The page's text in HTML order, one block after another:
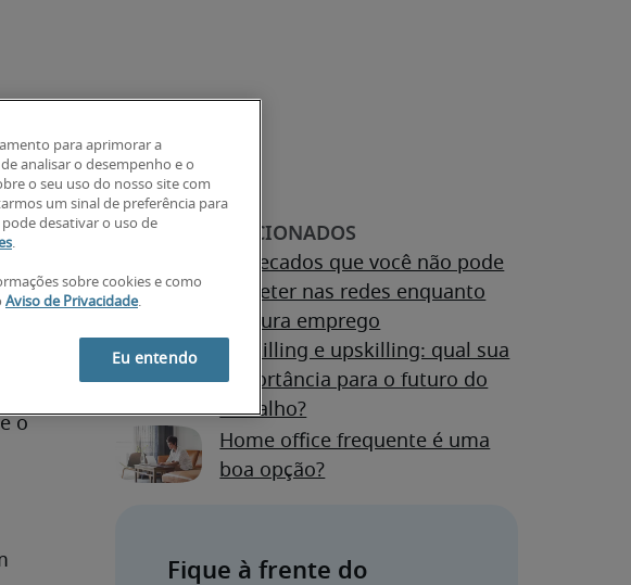
e
o
10 pecados que você não pode
cometer nas redes enquanto
procura emprego
Reskilling e upskilling: qual sua
importância para o futuro do
trabalho?
Home office frequente é uma
boa opção?
para aprimorar a
analisar o desempenho e o
o seu uso do nosso site com
um sinal de preferência para
desativar o uso de
.
sobre cookies e como
Aviso de Privacidade.
Eu entendo